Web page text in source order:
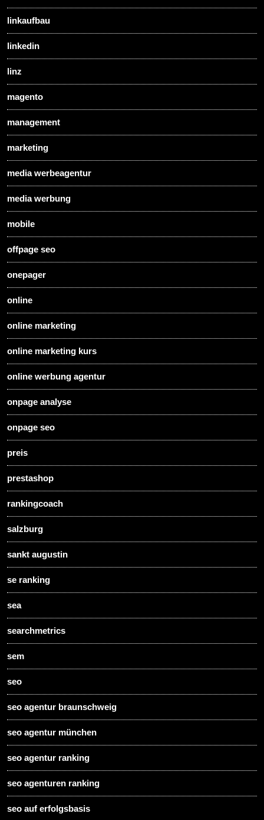
linkaufbau
linkedin
linz
magento
management
marketing
media werbeagentur
media werbung
mobile
offpage seo
onepager
online
online marketing
online marketing kurs
online werbung agentur
onpage analyse
onpage seo
preis
prestashop
rankingcoach
salzburg
sankt augustin
se ranking
sea
searchmetrics
sem
seo
seo agentur braunschweig
seo agentur münchen
seo agentur ranking
seo agenturen ranking
seo auf erfolgsbasis